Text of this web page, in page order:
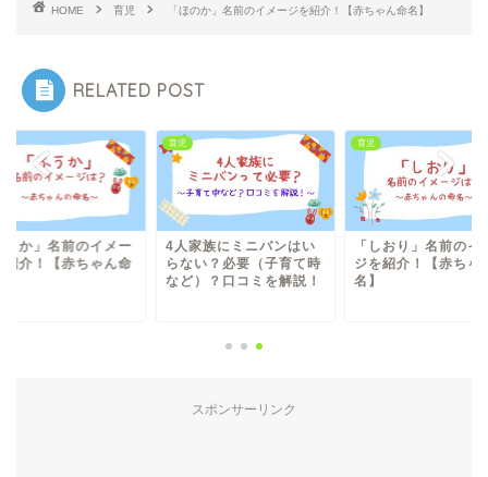
HOME 育児 「ほのか」名前のイメージを紹介！【赤ちゃん命名】
RELATED POST
うか」名前のイメー
紹介！【赤ちゃん命
育児
4人家族にミニバンはい
らない？必要（子育て時
など）？口コミを解説！
育児
「しおり」名前のイ
ジを紹介！【赤ちゃ
名】
スポンサーリンク